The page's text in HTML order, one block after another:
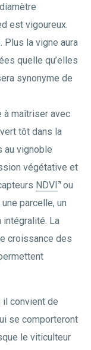
est vigoureux.
Plus la vigne aura
quelle qu’elles
synonyme de
à maîtriser avec
tôt dans la
au vignoble
végétative et
NDVI ou
parcelle, un
intégralité. La
croissance des
convient de
se comporteront
le viticulteur